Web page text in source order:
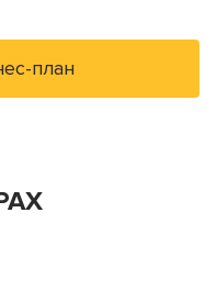
план